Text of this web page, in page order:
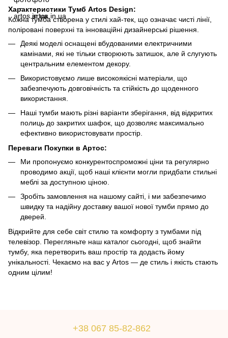
Характеристики Тумб Artos Design:
Кожна тумба створена у стилі хай-тек, що означає чисті лінії,
поліровані поверхні та інноваційні дизайнерські рішення.
Деякі моделі оснащені вбудованими електричними
камінами, які не тільки створюють затишок, але й слугують
центральним елементом декору.
Використовуємо лише високоякісні матеріали, що
забезпечують довговічність та стійкість до щоденного
використання.
Наші тумби мають різні варіанти зберігання, від відкритих
полиць до закритих шафок, що дозволяє максимально
ефективно використовувати простір.
Переваги Покупки в Артос:
Ми пропонуємо конкурентоспроможні ціни та регулярно
проводимо акції, щоб наші клієнти могли придбати стильні
меблі за доступною ціною.
Зробіть замовлення на нашому сайті, і ми забезпечимо
швидку та надійну доставку вашої нової тумби прямо до
дверей.
Відкрийте для себе світ стилю та комфорту з тумбами під
телевізор. Перегляньте наш каталог сьогодні, щоб знайти
тумбу, яка перетворить ваш простір та додасть йому
унікальності. Чекаємо на вас у Artos — де стиль і якість стають
одним цілим!
+38 067 85-82-862